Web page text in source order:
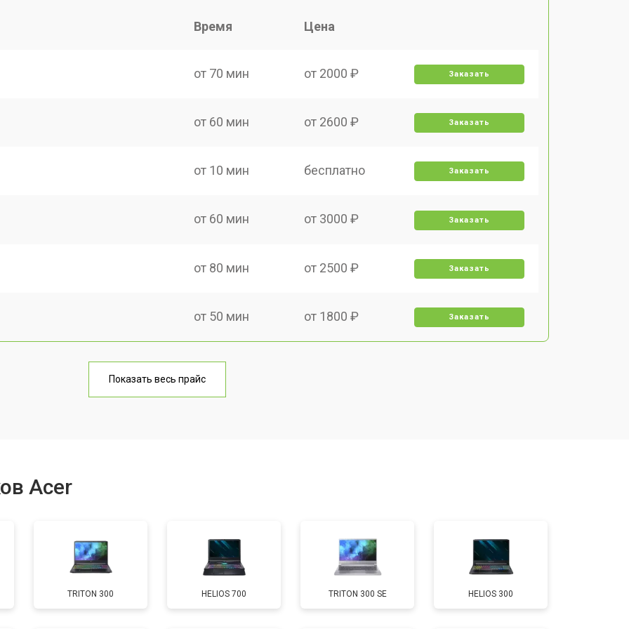
Время Цена
от 70 мин от 2000 ₽ Заказать
от 60 мин от 2600 ₽ Заказать
от 10 мин бесплатно Заказать
от 60 мин от 3000 ₽ Заказать
от 80 мин от 2500 ₽ Заказать
от 50 мин от 1800 ₽ Заказать
от 100 мин
от 80 мин от 2300 ₽ Заказать
от 60 мин от 3300 ₽ Заказать
Показать весь прайс
Acer
TRITON 300 HELIOS 700 TRITON 300 SE HELIOS 300